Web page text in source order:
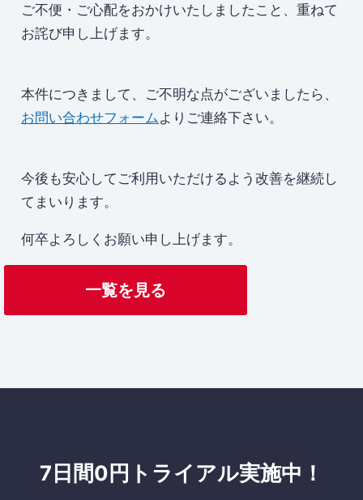
ご不便・ご心配をおかけいたしましたこと、重ねて
お詫び申し上げます。
本件につきまして、ご不明な点がございましたら、
お問い合わせフォーム よりご連絡下さい。
今後も安心してご利用いただけるよう改善を継続し
てまいります。
何卒よろしくお願い申し上げます。
一覧を見る
7日間0円トライアル実施中！